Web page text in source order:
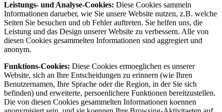
Leistungs- und Analyse-Cookies: Diese Cookies sammeln
Informationen darueber, wie Sie unsere Website nutzen, z.B. welche
Seiten Sie besuchen und ob Fehler auftreten. Sie helfen uns, die
Leistung und das Design unserer Website zu verbessern. Alle von
diesen Cookies gesammelten Informationen sind aggregiert und
anonym.
Funktions-Cookies: Diese Cookies ermoeglichen es unserer
Website, sich an Ihre Entscheidungen zu erinnern (wie Ihren
Benutzernamen, Ihre Sprache oder die Region, in der Sie sich
befinden) und erweiterte, persoenlichere Funktionen bereitzustellen.
Die von diesen Cookies gesammelten Informationen koennen